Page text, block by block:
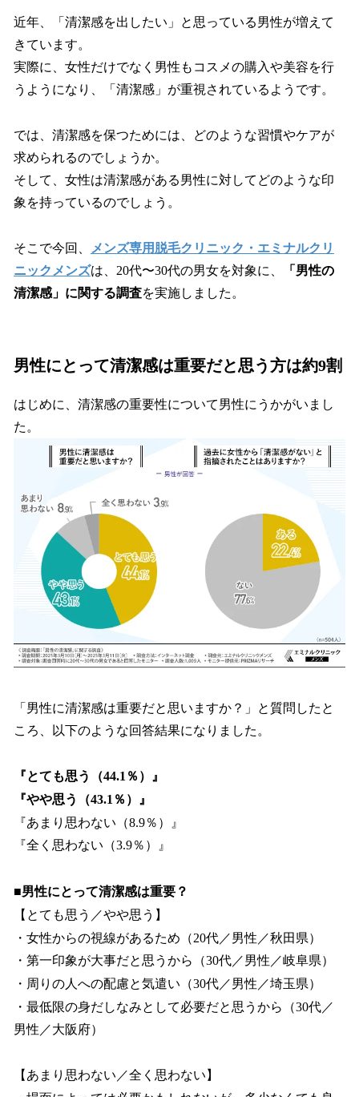
近年、「清潔感を出したい」と思っている男性が増えて
きています。
実際に、女性だけでなく男性もコスメの購入や美容を行
うようになり、「清潔感」が重視されているようです。
では、清潔感を保つためには、どのような習慣やケアが
求められるのでしょうか。
そして、女性は清潔感がある男性に対してどのような印
象を持っているのでしょう。
そこで今回、
メンズ専用脱毛クリニック・エミナルクリ
ニックメンズは、20代〜30代の男女を対象に、
「男性の
清潔感」に関する調査を実施しました。
男性にとって清潔感は重要だと思う方は約9割
はじめに、清潔感の重要性について男性にうかがいまし
た。
「男性に清潔感は重要だと思いますか？」と質問したと
ころ、以下のような回答結果になりました。
『とても思う（44.1％）』
『やや思う（43.1％）』
『あまり思わない（8.9％）』
『全く思わない（3.9％）』
■男性にとって清潔感は重要？
【とても思う／やや思う】
・女性からの視線があるため（20代／男性／秋田県）
・第一印象が大事だと思うから（30代／男性／岐阜県）
・周りの人への配慮と気遣い（30代／男性／埼玉県）
・最低限の身だしなみとして必要だと思うから（30代／
男性／大阪府）
【あまり思わない／全く思わない】